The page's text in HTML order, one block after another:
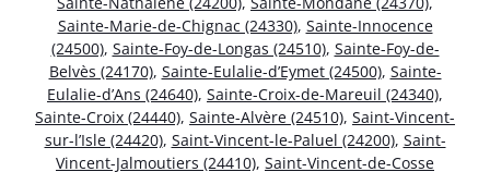
Sainte-Marie-de-Chignac (24330), Sainte-Innocence
(24500), Sainte-Foy-de-Longas (24510), Sainte-Foy-de-
Belvès (24170), Sainte-Eulalie-d’Eymet (24500), Sainte-
Eulalie-d’Ans (24640), Sainte-Croix-de-Mareuil (24340),
Sainte-Croix (24440), Sainte-Alvère (24510), Saint-Vincent-
sur-l’Isle (24420), Saint-Vincent-le-Paluel (24200), Saint-
Vincent-Jalmoutiers (24410), Saint-Vincent-de-Cosse